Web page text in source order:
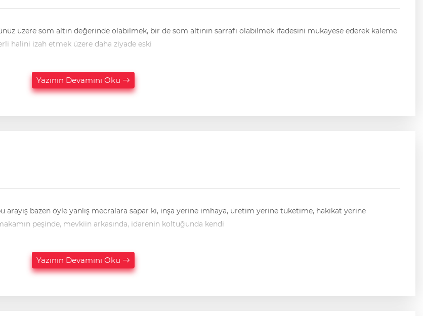
üzere som altın değerinde olabilmek, bir de som altının sarrafı olabilmek ifadesini mukayese ederek kaleme
halini izah etmek üzere daha ziyade eski
Yazının Devamını Oku
arayış bazen öyle yanlış mecralara sapar ki, inşa yerine imhaya, üretim yerine tüketime, hakikat yerine
insan, makamın peşinde, mevkiin arkasında, idarenin koltuğunda kendi
Yazının Devamını Oku